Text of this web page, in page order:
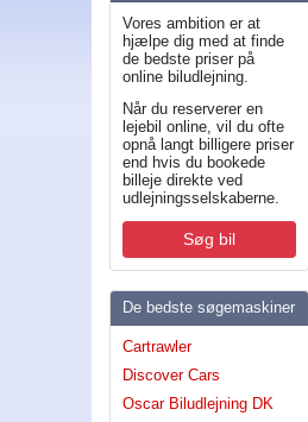
Vores ambition er at
hjælpe dig med at finde
de bedste priser på
online biludlejning.
Når du reserverer en
lejebil online, vil du ofte
opnå langt billigere priser
end hvis du bookede
billeje direkte ved
udlejningsselskaberne.
Søg bil
De bedste søgemaskiner
Cartrawler
Discover Cars
Oscar Biludlejning DK